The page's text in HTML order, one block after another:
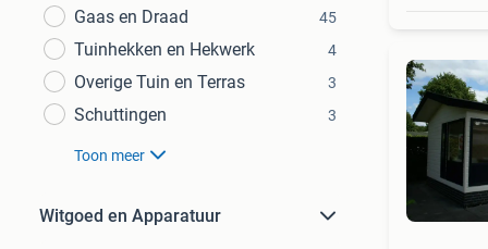
Gaas en Draad
45
Tuinhekken en Hekwerk 4
Overige Tuin en Terras 3
Schuttingen 3
Toon meer
Witgoed en Apparatuur